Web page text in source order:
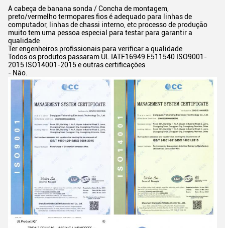
A cabeça de banana sonda / Concha de montagem,
preto/vermelho termopares fios é adequado para linhas de
computador, linhas de chassi interno, etc processo de produção
muito tem uma pessoa especial para testar para garantir a
qualidade
Ter engenheiros profissionais para verificar a qualidade
Todos os produtos passaram UL IATF16949 E511540 ISO9001-
2015 ISO14001-2015 e outras certificações
- Não.